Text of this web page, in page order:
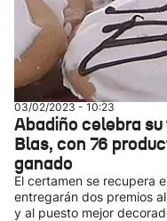
03/02/2023 - 10:23
Abadiño celebra
Blas, con 76
ganado
El certamen se recupera
entregarán dos premios
y al puesto mejor